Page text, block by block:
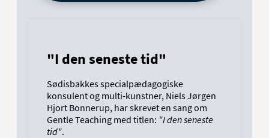
"I den seneste tid"
Sødisbakkes specialpædagogiske
konsulent og multi-kunstner, Niels Jørgen
Hjort Bonnerup, har skrevet en sang om
Gentle Teaching med titlen: "I den seneste
tid".